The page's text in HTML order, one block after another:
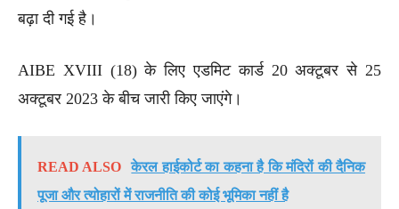
बढ़ा दी गई है।
AIBE XVIII (18) के लिए एडमिट कार्ड 20 अक्टूबर से 25
अक्टूबर 2023 के बीच जारी किए जाएंगे।
READ ALSO
केरल हाईकोर्ट का कहना है कि मंदिरों की दैनिक
पूजा और त्योहारों में राजनीति की कोई भूमिका नहीं है